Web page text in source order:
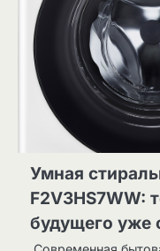
Умная
F2V3HS7WW:
будущего уже